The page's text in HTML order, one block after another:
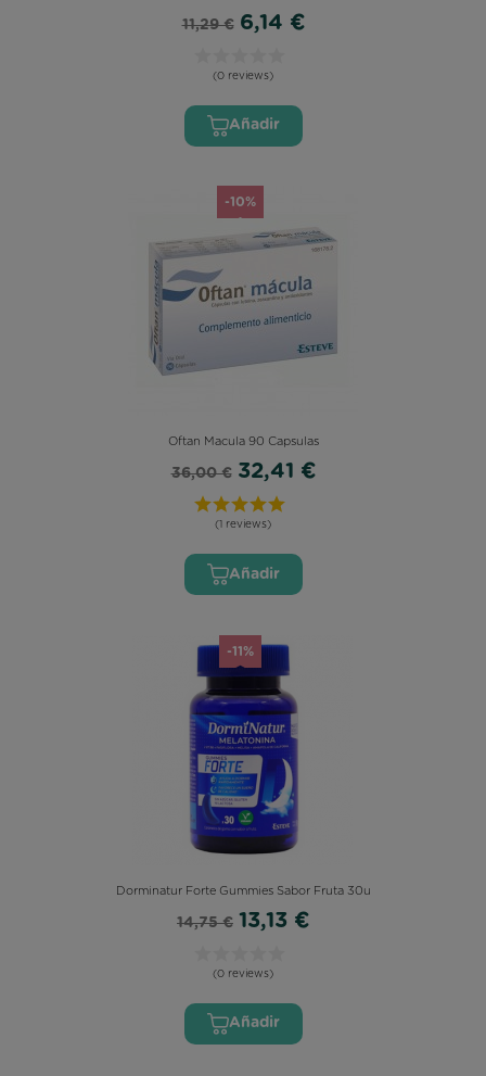
11,29 € 6,14 €
(0 reviews)
Añadir
Oftan Macula 90 Capsulas
36,00 € 32,41 €
(1 reviews)
Añadir
-10%
Dorminatur Forte Gummies Sabor Fruta 30u
14,75 € 13,13 €
(0 reviews)
Añadir
-11%